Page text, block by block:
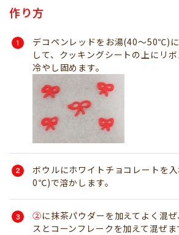
作り方
デコペンレッドをお湯(40～50℃)
して、クッキングシートの上にリ
冷やし固めます。
ボウルにホワイトチョコレートを
0℃)で溶かします。
②に抹茶パウダーを加えてよく混
スとコーンフレークを加えて混ぜま